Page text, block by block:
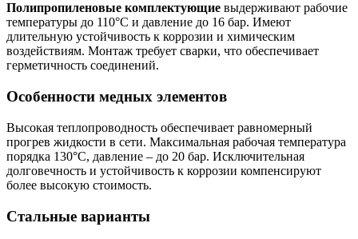
Полипропиленовые комплектующие выдерживают рабочие
температуры до 110°C и давление до 16 бар. Имеют
длительную устойчивость к коррозии и химическим
воздействиям. Монтаж требует сварки, что обеспечивает
герметичность соединений.
Особенности медных элементов
Высокая теплопроводность обеспечивает равномерный
прогрев жидкости в сети. Максимальная рабочая температура
порядка 130°C, давление – до 20 бар. Исключительная
долговечность и устойчивость к коррозии компенсируют
более высокую стоимость.
Стальные варианты